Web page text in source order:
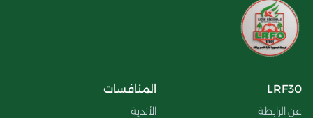
LRF30
عن الرابطة
المنافسات
الأندية